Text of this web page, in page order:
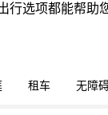
行选项都能帮助
租车 无障